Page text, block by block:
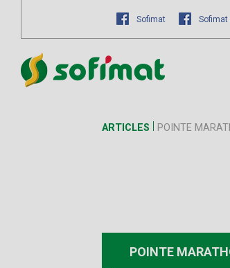
Sofimat Sofimat
ARTICLES POINTE
POINTE